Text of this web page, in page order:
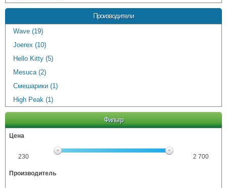
Производители
Wave (19)
Joerex (10)
Hello Kitty (5)
Mesuca (2)
Смешарики (1)
High Peak (1)
Фильтр
Цена
230 2 700
Производитель